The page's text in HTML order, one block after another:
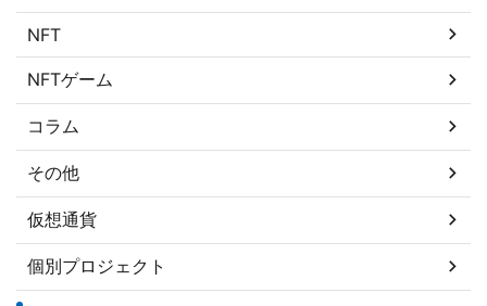
NFT
NFTゲーム
コラム
その他
仮想通貨
個別プロジェクト